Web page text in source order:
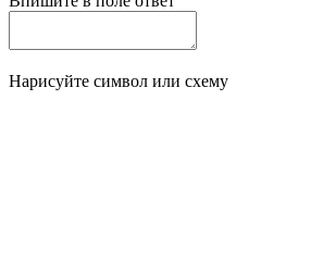
Нарисуйте символ или схему